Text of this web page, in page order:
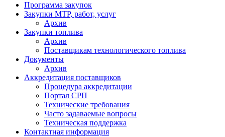
Программа закупок
Закупки МТР, работ, услуг
Архив
Закупки топлива
Архив
Поставщикам технологического топлива
Документы
Архив
Аккредитация поставщиков
Процедура аккредитации
Портал СРП
Технические требования
Часто задаваемые вопросы
Техническая поддержка
Контактная информация